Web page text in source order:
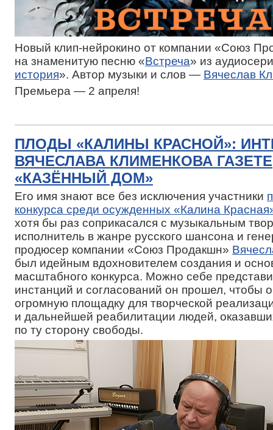
Новый клип-нейрокино от компании «Союз
на знаменитую песню «Встреча» из
история». Автор музыки и слов — Вячеслав
Премьера — 2 апреля!
ПЛОДЫ «КАЛИНЫ КРАСНОЙ»:
ВЯЧЕСЛАВА КЛИМЕНКОВА ГАЗЕТЕ
«КАЗЁННЫЙ ДОМ»
Его имя знают все без исключения участники
конкурса среди осужденных «Калина
хотя бы раз соприкасался с музыкальным
исполнитель в жанре русского шансона и
продюсер компании «Союз Продакшн»
был идейным вдохновителем создания и
масштабного конкурса. Можно себе
инстанций и согласований он прошел, чтобы
огромную площадку для творческой
и дальнейшей реабилитации людей,
по ту сторону свободы.